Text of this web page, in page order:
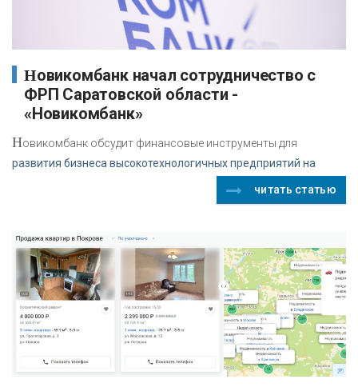
Новикомбанк начал сотрудничество с
ФРП Саратовской области -
«Новикомбанк»
Новикомбанк обсудит финансовые инструменты для
развития бизнеса высокотехнологичных предприятий на
читать статью